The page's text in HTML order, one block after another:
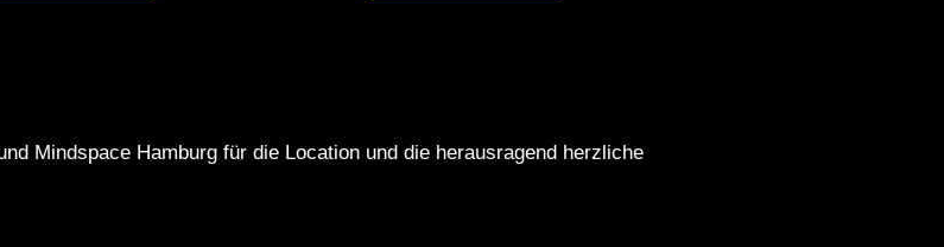
Mindspace Hamburg für die Location und die herausragend herzliche